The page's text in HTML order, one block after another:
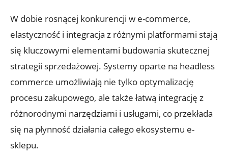
W dobie rosnącej konkurencji w ⁢e-commerce,
elastyczność i integracja z różnymi platformami stają
się kluczowymi elementami budowania skutecznej
strategii sprzedażowej. Systemy‍ oparte na headless‌
commerce umożliwiają nie tylko optymalizację
procesu zakupowego, ale także łatwą integrację z
różnorodnymi ⁤narzędziami i usługami,‍ co przekłada
‌się na płynność działania całego ekosystemu e-
sklepu.